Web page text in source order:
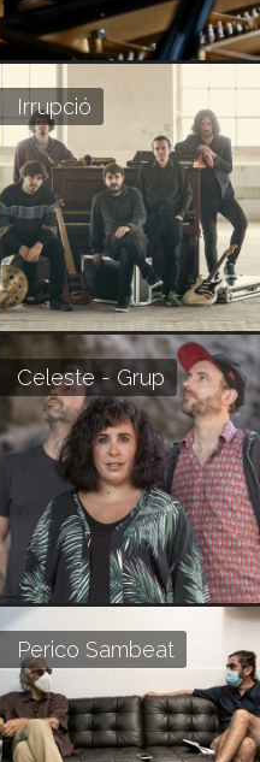
Irrupció
Celeste - Grup
Perico Sambeat